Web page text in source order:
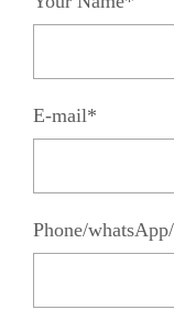
E-mail*
Phone/